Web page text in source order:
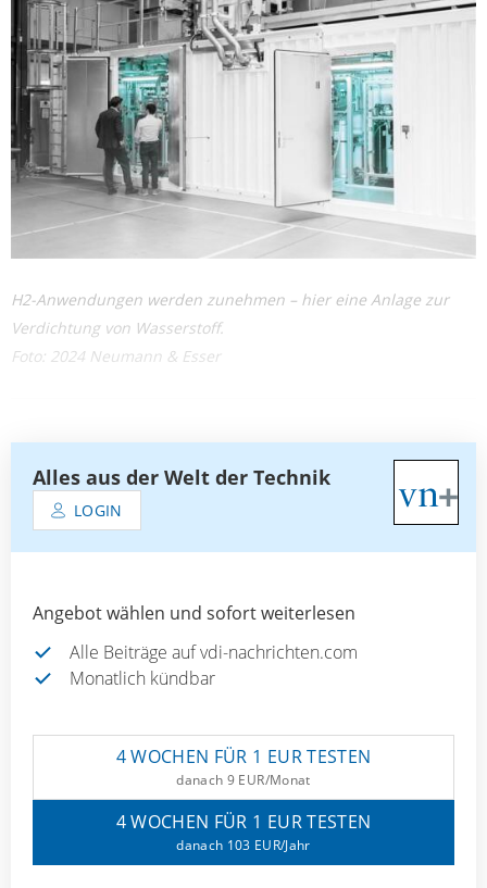
H2-Anwendungen werden zunehmen – hier eine Anlage zur
Verdichtung von Wasserstoff.
Foto: 2024 Neumann & Esser
Alles aus der Welt der Technik
LOGIN
Angebot wählen und sofort weiterlesen
Alle Beiträge auf vdi-nachrichten.com
Monatlich kündbar
4 WOCHEN FÜR 1 EUR TESTEN
danach 9 EUR/Monat
4 WOCHEN FÜR 1 EUR TESTEN
danach 103 EUR/Jahr